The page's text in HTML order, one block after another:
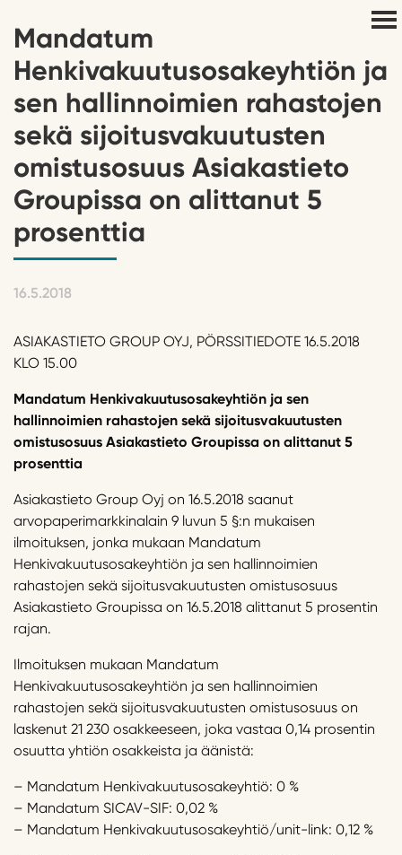
Mandatum
Henkivakuutusosakeyhtiön ja
sen hallinnoimien rahastojen
sekä sijoitusvakuutusten
omistusosuus Asiakastieto
Groupissa on alittanut 5
prosenttia
16.5.2018
ASIAKASTIETO GROUP OYJ, PÖRSSITIEDOTE 16.5.2018
KLO 15.00
Mandatum Henkivakuutusosakeyhtiön ja sen
hallinnoimien rahastojen sekä sijoitusvakuutusten
omistusosuus Asiakastieto Groupissa on alittanut 5
prosenttia
Asiakastieto Group Oyj on 16.5.2018 saanut
arvopaperimarkkinalain 9 luvun 5 §:n mukaisen
ilmoituksen, jonka mukaan Mandatum
Henkivakuutusosakeyhtiön ja sen hallinnoimien
rahastojen sekä sijoitusvakuutusten omistusosuus
Asiakastieto Groupissa on 16.5.2018 alittanut 5 prosentin
rajan.
Ilmoituksen mukaan Mandatum
Henkivakuutusosakeyhtiön ja sen hallinnoimien
rahastojen sekä sijoitusvakuutusten omistusosuus on
laskenut 21 230 osakkeeseen, joka vastaa 0,14 prosentin
osuutta yhtiön osakkeista ja äänistä:
– Mandatum Henkivakuutusosakeyhtiö: 0 %
– Mandatum SICAV-SIF: 0,02 %
– Mandatum Henkivakuutusosakeyhtiö/unit-link: 0,12 %